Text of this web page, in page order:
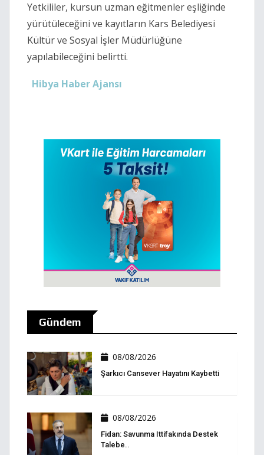
Yetkililer, kursun uzman eğitmenler eşliğinde
yürütüleceğini ve kayıtların Kars Belediyesi
Kültür ve Sosyal İşler Müdürlüğüne
yapılabileceğini belirtti.
Hibya Haber Ajansı
Gündem
08/08/2026
Şarkıcı Cansever Hayatını Kaybetti
08/08/2026
Fidan: Savunma Ittifakında Destek
Talebe..